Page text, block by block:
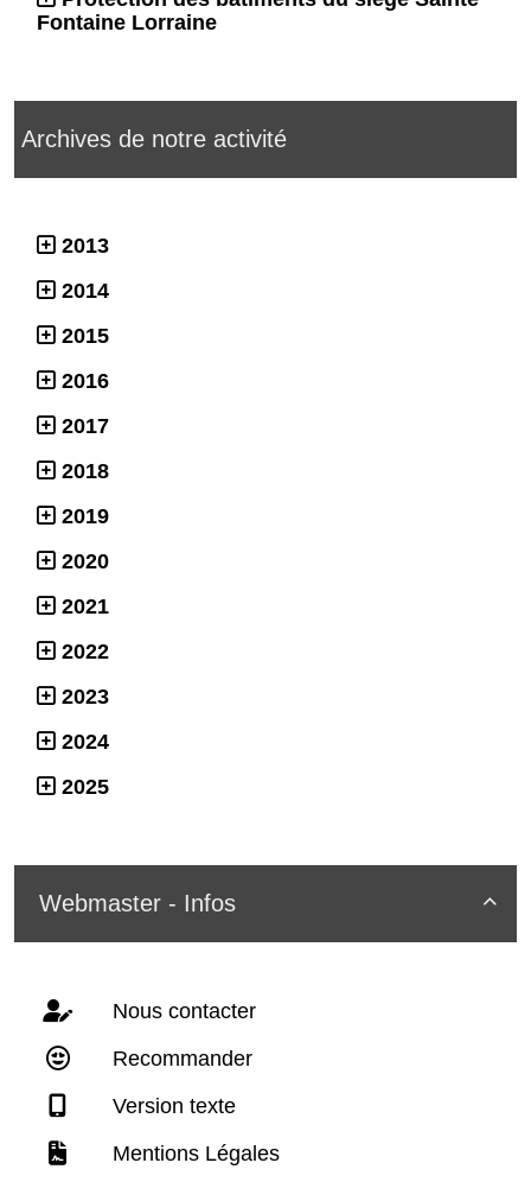
Fontaine Lorraine
Archives de notre activité
2013
2014
2015
2016
2017
2018
2019
2020
2021
2022
2023
2024
2025

Webmaster - Infos
Nous contacter
Recommander
Version texte
Mentions Légales